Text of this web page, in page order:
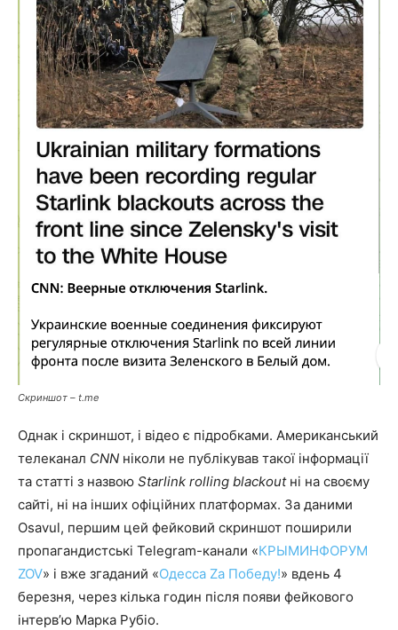
Скриншот – t.me
Однак і скриншот, і відео є підробками. Американський
телеканал CNN ніколи не публікував такої інформації
та статті з назвою Starlink rolling blackoutні на своєму
сайті, ні на інших офіційних платформах. За даними
Osavul, першим цей фейковий скриншот поширили
пропагандистські Telegram-канали «КРЫМИНФОРУМ
ZOV» і вже згаданий «Одесса Zа Победу!» вдень 4
березня, через кілька годин після появи фейкового
інтерв’ю Марка Рубіо.